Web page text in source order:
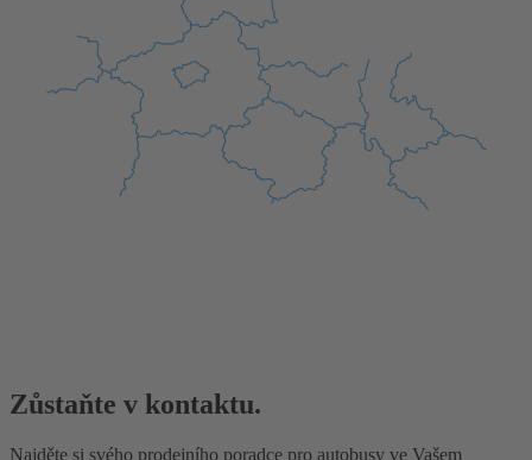
Zůstaňte v kontaktu.
Najděte si svého prodejního poradce pro autobusy ve Vašem